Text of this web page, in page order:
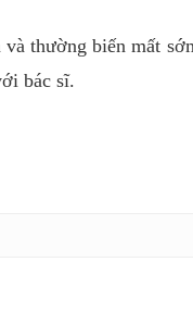
thường biến mất
bác sĩ.